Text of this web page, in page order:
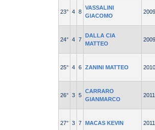
23° 4 8
VASSALINI
GIACOMO
2009
24° 4 7
DALLA CIA
MATTEO
2009
25° 4 6 ZANINI MATTEO 2010
26° 3 5
CARRARO
GIANMARCO
2011
27° 3 7 MACAS KEVIN 2011